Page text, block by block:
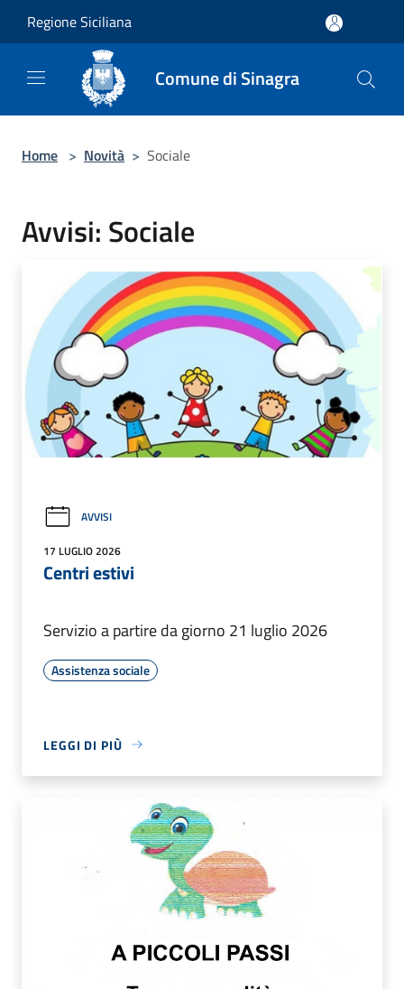
Regione Siciliana
Comune di Sinagra
Home > Novità > Sociale
Avvisi: Sociale
AVVISI
17 LUGLIO 2026
Centri estivi
Servizio a partire da giorno 21 luglio 2026
Assistenza sociale
LEGGI DI PIÙ